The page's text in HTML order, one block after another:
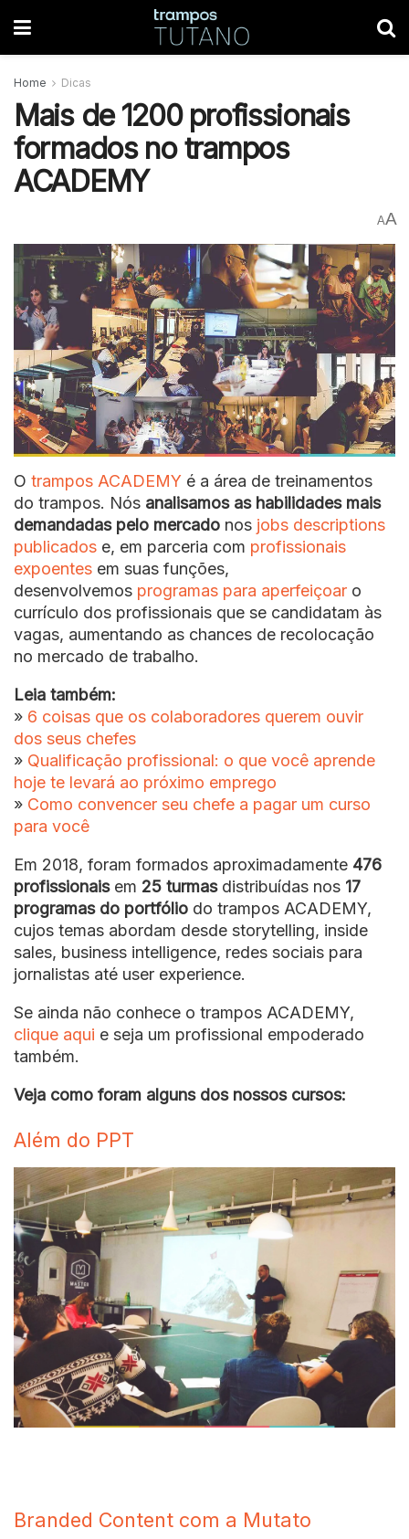
Home Dicas
Mais de 1200 profissionais
formados no trampos
ACADEMY
AA
O trampos ACADEMY é a área de treinamentos
do trampos. Nós analisamos as habilidades mais
demandadas pelo mercado nos jobs descriptions
publicados e, em parceria com profissionais
expoentes em suas funções,
desenvolvemos programas para aperfeiçoar o
currículo dos profissionais que se candidatam às
vagas, aumentando as chances de recolocação
no mercado de trabalho.
Leia também:
» 6 coisas que os colaboradores querem ouvir
dos seus chefes
» Qualificação profissional: o que você aprende
hoje te levará ao próximo emprego
» Como convencer seu chefe a pagar um curso
para você
Em 2018, foram formados aproximadamente 476
profissionaisem 25 turmasdistribuídas nos 17
programas do portfólio do trampos ACADEMY,
cujos temas abordam desde storytelling, inside
sales, business intelligence, redes sociais para
jornalistas até user experience.
Se ainda não conhece o trampos ACADEMY,
clique aqui e seja um profissional empoderado
também.
Veja como foram alguns dos nossos cursos:
Além do PPT
Branded Content com a Mutato